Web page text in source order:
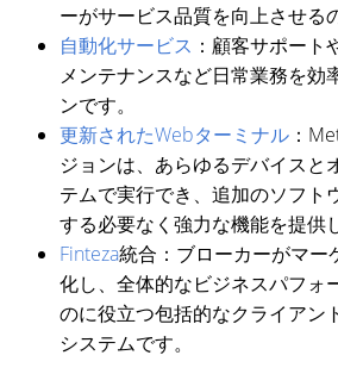
ーがサービス品質を向上させる
自動化サービス ：顧客サポー
メンテナンスなど日常業務を効
ンです。
更新されたWebターミナル ：
ジョンは、あらゆるデバイスと
テムで実行でき、追加のソフト
する必要なく強力な機能を提供
Finteza統合：ブローカーがマー
化し、全体的なビジネスパフォ
のに役立つ包括的なクライアン
システムです。